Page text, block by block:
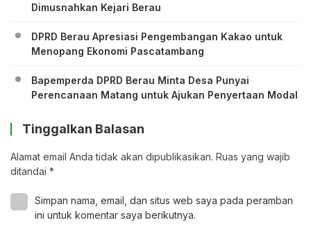
Dimusnahkan Kejari Berau
DPRD Berau Apresiasi Pengembangan Kakao untuk
Menopang Ekonomi Pascatambang
Bapemperda DPRD Berau Minta Desa Punyai
Perencanaan Matang untuk Ajukan Penyertaan Modal
Tinggalkan Balasan
Alamat email Anda tidak akan dipublikasikan. Ruas yang wajib
ditandai *
Simpan nama, email, dan situs web saya pada peramban
ini untuk komentar saya berikutnya.